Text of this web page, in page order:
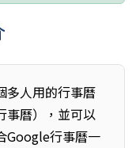
多人用的行事曆
事曆），並可以
Google行事曆一